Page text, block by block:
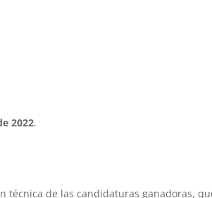
2022.
técnica de las candidaturas ganadoras,